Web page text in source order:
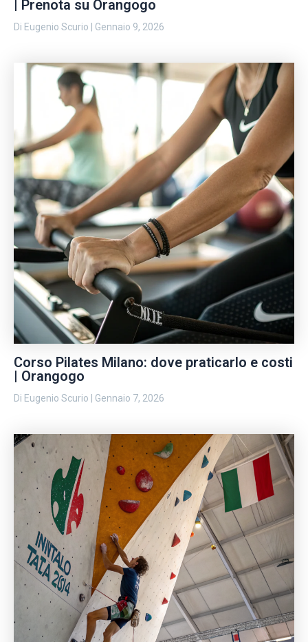
| Prenota su Orangogo
Di Eugenio Scurio Gennaio 9, 2026
Corso Pilates Milano: dove praticarlo e costi
| Orangogo
Di Eugenio Scurio Gennaio 7, 2026